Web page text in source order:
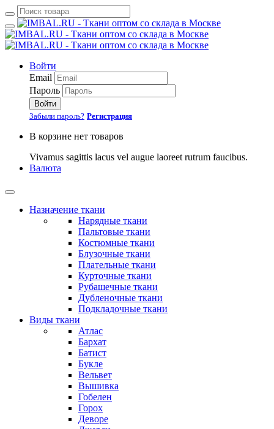
Войти
Email
Пароль
Войти
Забыли пароль? Регистрация
В корзине нет товаров
Vivamus sagittis lacus vel augue laoreet rutrum faucibus.
Валюта
Назначение ткани
Нарядные ткани
Пальтовые ткани
Костюмные ткани
Блузочные ткани
Плательные ткани
Курточные ткани
Рубашечные ткани
Дубленочные ткани
Подкладочные ткани
Виды ткани
Атлас
Бархат
Батист
Букле
Вельвет
Вышивка
Гобелен
Горох
Деворе